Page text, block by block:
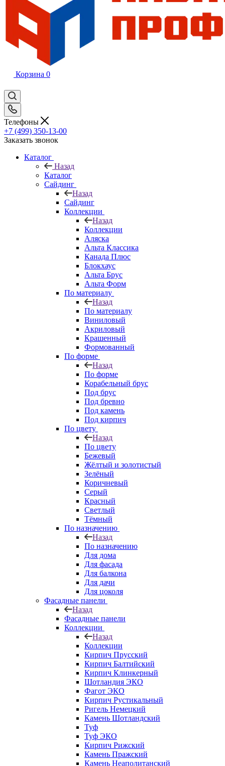
Корзина 0
Телефоны
+7 (499) 350-13-00
Заказать звонок
Каталог
Назад
Каталог
Сайдинг
Назад
Сайдинг
Коллекции
Назад
Коллекции
Аляска
Альта Классика
Канада Плюс
Блокхаус
Альта Брус
Альта Форм
По материалу
Назад
По материалу
Виниловый
Акриловый
Крашенный
Формованный
По форме
Назад
По форме
Корабельный брус
Под брус
Под бревно
Под камень
Под кирпич
По цвету
Назад
По цвету
Бежевый
Жёлтый и золотистый
Зелёный
Коричневый
Серый
Красный
Светлый
Тёмный
По назначению
Назад
По назначению
Для дома
Для фасада
Для балкона
Для дачи
Для цоколя
Фасадные панели
Назад
Фасадные панели
Коллекции
Назад
Коллекции
Кирпич Прусский
Кирпич Балтийский
Кирпич Клинкерный
Шотландия ЭКО
Фагот ЭКО
Кирпич Рустикальный
Ригель Немецкий
Камень Шотландский
Туф
Туф ЭКО
Кирпич Рижский
Камень Пражский
Камень Неаполитанский